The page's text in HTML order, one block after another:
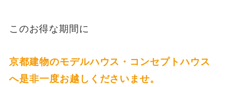
このお得な期間に
京都建物のモデルハウス・コンセプトハウス
へ是非一度お越しくださいませ。